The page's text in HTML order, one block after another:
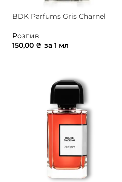
BDK Parfums Gris Charnel
Розпив
150,00 ₴ за 1 мл